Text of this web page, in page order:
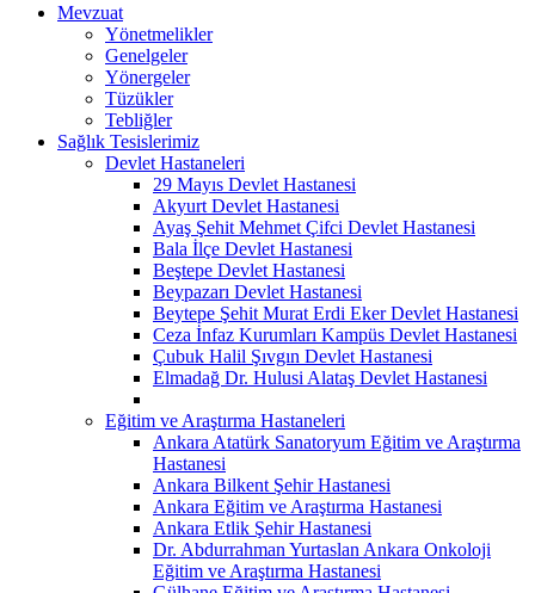
Mevzuat
Yönetmelikler
Genelgeler
Yönergeler
Tüzükler
Tebliğler
Sağlık Tesislerimiz
Devlet Hastaneleri
29 Mayıs Devlet Hastanesi
Akyurt Devlet Hastanesi
Ayaş Şehit Mehmet Çifci Devlet Hastanesi
Bala İlçe Devlet Hastanesi
Beştepe Devlet Hastanesi
Beypazarı Devlet Hastanesi
Beytepe Şehit Murat Erdi Eker Devlet Hastanesi
Ceza İnfaz Kurumları Kampüs Devlet Hastanesi
Çubuk Halil Şıvgın Devlet Hastanesi
Elmadağ Dr. Hulusi Alataş Devlet Hastanesi
Eğitim ve Araştırma Hastaneleri
Ankara Atatürk Sanatoryum Eğitim ve Araştırma
Hastanesi
Ankara Bilkent Şehir Hastanesi
Ankara Eğitim ve Araştırma Hastanesi
Ankara Etlik Şehir Hastanesi
Dr. Abdurrahman Yurtaslan Ankara Onkoloji
Eğitim ve Araştırma Hastanesi